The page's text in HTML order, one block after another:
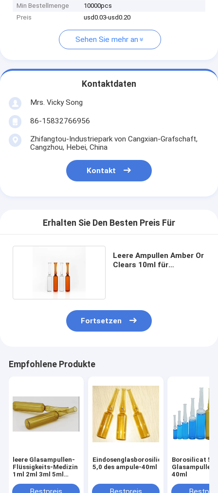
Min Bestellmenge
10000pcs
Preis
usd0.03-usd0.20
Sehen Sie mehr an
Kontaktdaten
Mrs. Vicky Song
86-15832766956
Zhifangtou-Industriepark von Cangxian-Grafschaft,
Cangzhou, Hebei, China
Kontakt
Erhalten Sie Den Besten Preis Für
Leere Ampullen Amber Or
Clears 10ml für
Fortsetzen
Empfohlene Produkte
leere Glasampullen-
Flüssigkeits-Medizin
1ml 2ml 3ml 5ml
Eindosenglasborosilicat
5,0 des ampule-40ml
Borosilicat 5,0
Glasampullen
40ml